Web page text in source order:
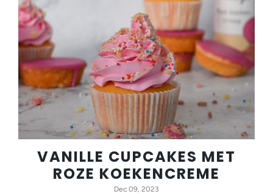
VANILLE CUPCAKES MET
ROZE KOEKENCREME
Dec 09, 2023